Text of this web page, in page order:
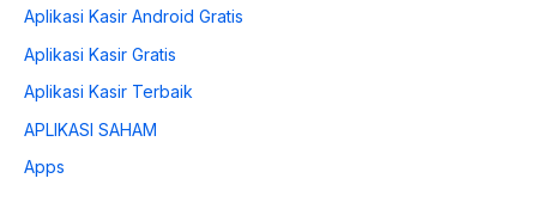
Aplikasi Kasir Android Gratis
Aplikasi Kasir Gratis
Aplikasi Kasir Terbaik
APLIKASI SAHAM
Apps